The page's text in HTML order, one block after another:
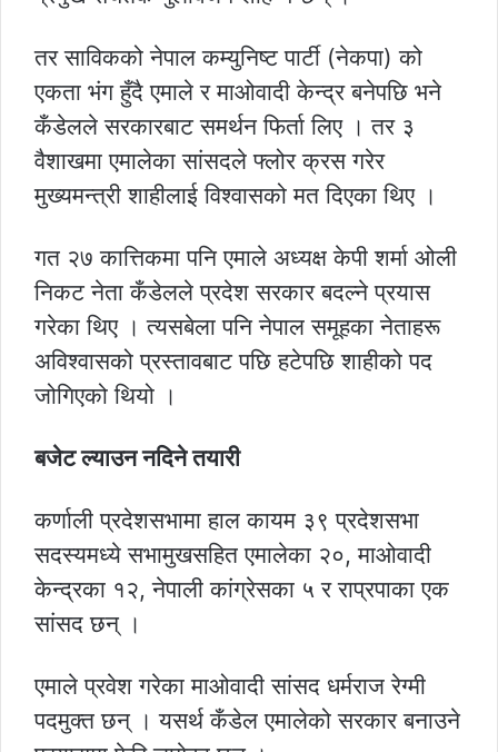
तर साविकको नेपाल कम्युनिष्ट पार्टी (नेकपा) को
एकता भंग हुँदै एमाले र माओवादी केन्द्र बनेपछि भने
कँडेलले सरकारबाट समर्थन फिर्ता लिए । तर ३
वैशाखमा एमालेका सांसदले फ्लोर क्रस गरेर
मुख्यमन्त्री शाहीलाई विश्वासको मत दिएका थिए ।
गत २७ कात्तिकमा पनि एमाले अध्यक्ष केपी शर्मा ओली
निकट नेता कँडेलले प्रदेश सरकार बदल्ने प्रयास
गरेका थिए । त्यसबेला पनि नेपाल समूहका नेताहरू
अविश्वासको प्रस्तावबाट पछि हटेपछि शाहीको पद
जोगिएको थियो ।
बजेट ल्याउन नदिने तयारी
कर्णाली प्रदेशसभामा हाल कायम ३९ प्रदेशसभा
सदस्यमध्ये सभामुखसहित एमालेका २०, माओवादी
केन्द्रका १२, नेपाली कांग्रेसका ५ र राप्रपाका एक
सांसद छन् ।
एमाले प्रवेश गरेका माओवादी सांसद धर्मराज रेग्मी
पदमुक्त छन् । यसर्थ कँडेल एमालेको सरकार बनाउने